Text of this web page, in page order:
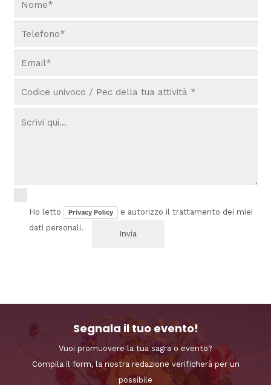
Ho letto Privacy Policy
e autorizzo il trattamento dei miei
dati personali.
Segnala il tuo evento!
Vuoi promuovere la tua sagra o evento?
Compila il form, la nostra redazione verificherà per un
possibile